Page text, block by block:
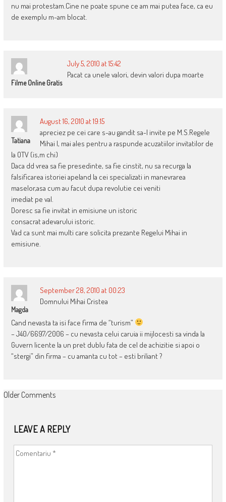
nu mai protestam.Cine ne poate spune ce am mai putea face, ca eu
de exemplu m-am blocat.
Filme Online Gratis
July 5, 2010 at 15:42
Pacat ca unele valori, devin valori dupa moarte
Tatiana
August 16, 2010 at 19:15
apreciez pe cei care s-au gandit sa-l invite pe M.S.Regele
Mihai I, mai ales pentru a raspunde acuzatiilor invitatilor de
la OTV (is,m chi)
Daca dd vrea sa fie presedinte, sa fie cinstit, nu sa recurga la
falsificarea istoriei apeland la cei specializati in manevrarea
maselor,asa cum au facut dupa revolutie cei veniti
imediat pe val.
Doresc sa fie invitat in emisiune un istoric
consacrat adevarului istoric.
Vad ca sunt mai multi care solicita prezante Regelui Mihai in
emisiune.
Magda
September 28, 2010 at 00:23
Domnului Mihai Cristea
Cand nevasta ta isi face firma de “turism”
– J40/6697/2006 – cu nevasta celui caruia ii mijlocesti sa vinda la
Guvern licente la un pret dublu fata de cel de achizitie si apoi o
“stergi” din firma – cu amanta cu tot – esti briliant ?
COMMENT
Older Comments
LEAVE A REPLY